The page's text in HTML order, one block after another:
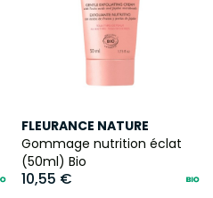
FLEURANCE NATURE
Gommage nutrition éclat
(50ml) Bio
10,55 €